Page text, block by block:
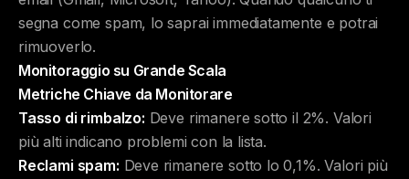
segna come spam, lo saprai immediatamente e potrai
rimuoverlo.
Monitoraggio su Grande Scala
Metriche Chiave da Monitorare
Tasso di rimbalzo: Deve rimanere sotto il 2%. Valori
più alti indicano problemi con la lista.
Reclami spam: Deve rimanere sotto lo 0,1%. Valori più